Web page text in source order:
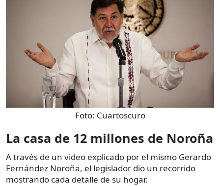
Foto: Cuartoscuro
La casa de 12 millones de Noroña
A través de un video explicado por el mismo Gerardo
Fernández Noroña, el legislador dio un recorrido
mostrando cada detalle de su hogar.